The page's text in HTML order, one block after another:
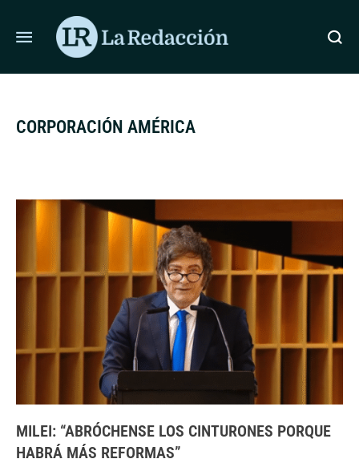
ÚLTIMAS NOTICIAS DOLORES LOGRÓ RÉCORD
CORPORACIÓN AMÉRICA
MILEI: “ABRÓCHENSE LOS CINTURONES PORQUE
HABRÁ MÁS REFORMAS”